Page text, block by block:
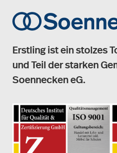
Erstling ist ein stolzes
und Teil der starken
Soennecken eG.